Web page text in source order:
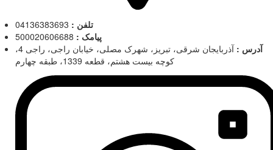
تلفن :
پیامک :
آدرس :
آذربایجان شرقی، تبریز، شهرک مصلی، خیابان راجی، راجی 4،
کوچه بیست هشتم، قطعه 1339، طبقه چهارم